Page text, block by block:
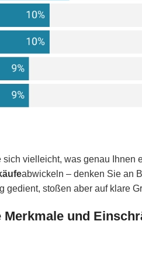
sich vielleicht, was genau Ihnen
abwickeln – denken Sie an
gedient, stoßen aber auf klare
und